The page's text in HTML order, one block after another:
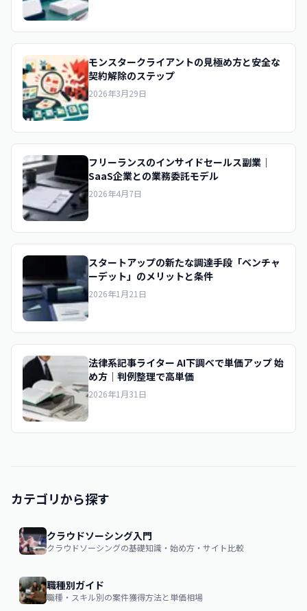
モンスタークライアントの見極め方と安全な
契約解除のステップ
2026年3月29日
フリーランスのインサイドセールス副業｜
SaaS企業との業務委託モデル
2026年4月7日
スタートアップの新たな調達手段「ベンチャ
ーデット」のメリットと条件
2026年1月21日
法律系記事ライター AI下調べで単価アップ 始
め方｜判例整理で高単価
2026年1月31日
カテゴリから探す
クラウドソーシング入門
クラウドソーシングの基礎知識・始め方・サイト比較
職種別ガイド
職種・スキル別の案件獲得方法と単価相場